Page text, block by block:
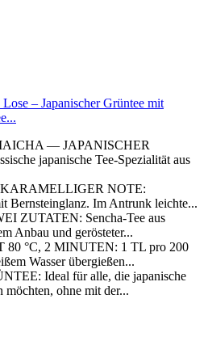
– Japanischer Grüntee mit
— JAPANISCHER
japanische Tee-Spezialität aus
NOTE:
Bernsteinglanz. Im Antrunk leichte...
ZUTATEN: Sencha-Tee aus
Anbau und gerösteter...
°C, 2 MINUTEN: 1 TL pro 200
Wasser übergießen...
Ideal für alle, die japanische
möchten, ohne mit der...